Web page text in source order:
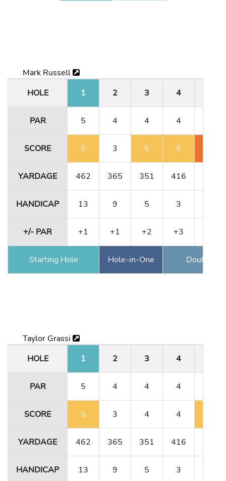
Mark Russell
HOLE
1 2 3 4
PAR 5 4 4 4
SCORE 5 3 5 5
YARDAGE 462 365 351 416
HANDICAP 13 9 5 3
+/- PAR +1 +1 +2 +3
Starting Hole Hole-in-One Double
Taylor Grassi
HOLE
1 2 3 4
PAR 5 4 4 4
SCORE 5 3 4 4
YARDAGE 462 365 351 416
HANDICAP 13 9 5 3